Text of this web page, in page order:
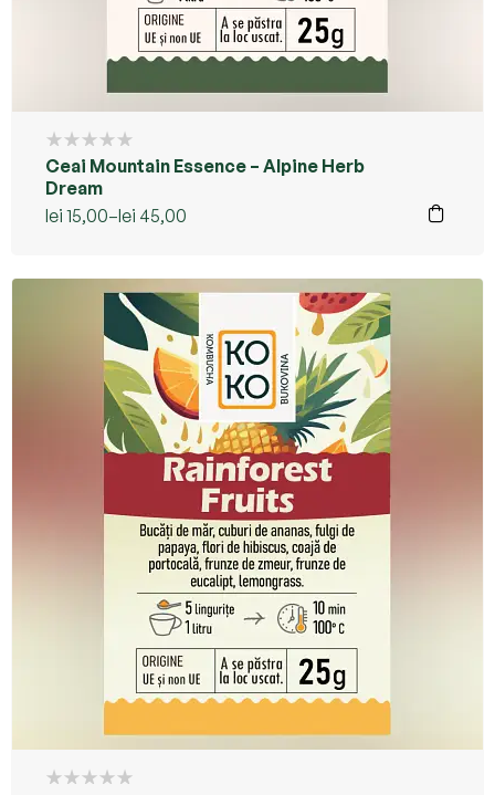
Ceai Mountain Essence – Alpine Herb
Dream
lei 15,00–lei 45,00